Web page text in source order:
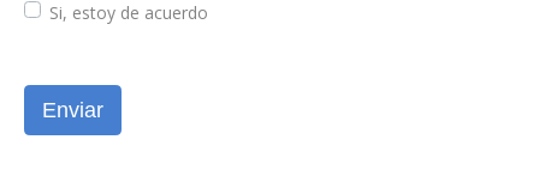
Si, estoy de acuerdo
Enviar